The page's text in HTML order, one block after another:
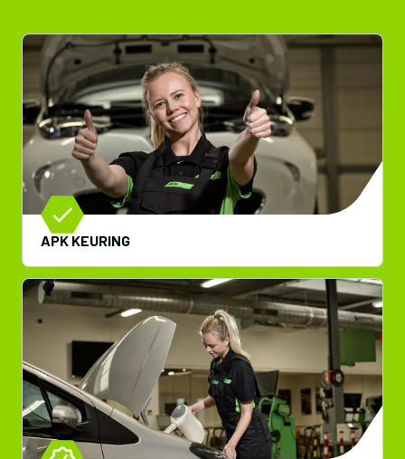
APK KEURING